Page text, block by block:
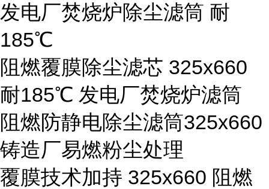
发电厂焚烧炉除尘滤筒 耐
185℃
阻燃覆膜除尘滤芯 325x660
耐185℃ 发电厂焚烧炉滤筒
阻燃防静电除尘滤筒325x660
铸造厂易燃粉尘处理
覆膜技术加持 325x660 阻燃